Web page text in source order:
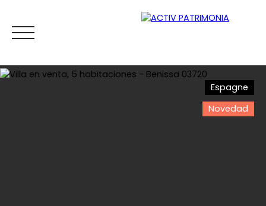
Espagne
Novedad